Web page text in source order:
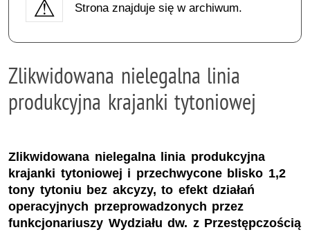
Strona znajduje się w archiwum.
Zlikwidowana nielegalna linia
produkcyjna krajanki tytoniowej
Zlikwidowana nielegalna linia produkcyjna
krajanki tytoniowej i przechwycone blisko 1,2
tony tytoniu bez akcyzy, to efekt działań
operacyjnych przeprowadzonych przez
funkcjonariuszy Wydziału dw. z Przestępczością